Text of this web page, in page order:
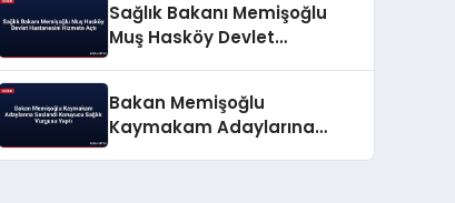
Sağlık Bakanı Memişoğlu
Muş Hasköy Devlet
Bakan Memişoğlu
Kaymakam Adaylarına